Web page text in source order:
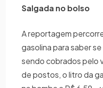
Salgada no bolso
A reportagem
gasolina para saber
sendo cobrados pelo
de postos, o litro da